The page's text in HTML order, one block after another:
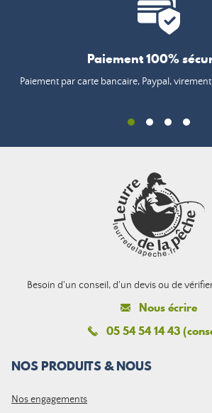
Paiement 100%
Paiement par carte bancaire, Paypal,
Besoin d'un conseil, d'un devis ou de
Nous écrire
05 54 54 14 43
NOS PRODUITS & NOUS
Nos engagements